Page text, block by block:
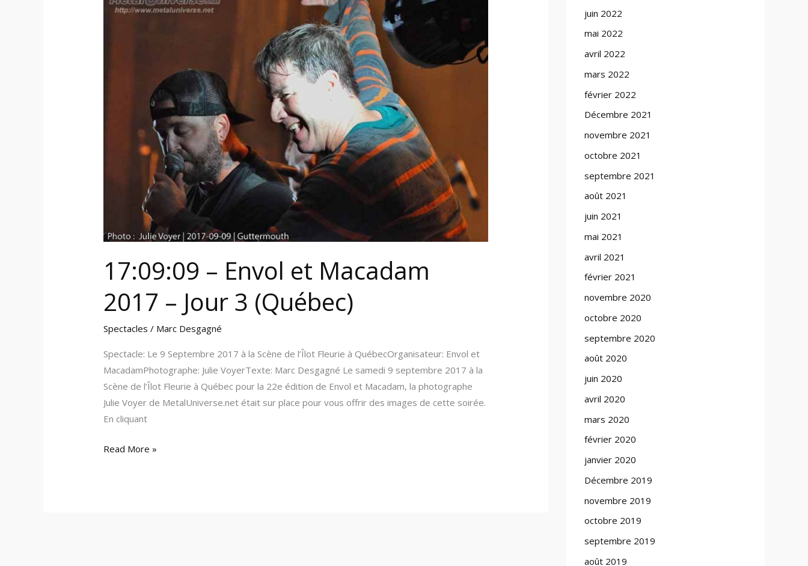
17:09:09 – Envol et Macadam
2017 – Jour 3 (Québec)
Spectacles / Marc Desgagné
Spectacle: Le 9 Septembre 2017 à la Scène de l’Îlot Fleurie à QuébecOrganisateur: Envol et
MacadamPhotographe: Julie VoyerTexte: Marc Desgagné Le samedi 9 septembre 2017 à la
Scène de l’Îlot Fleurie à Québec pour la 22e édition de Envol et Macadam, la photographe
Julie Voyer de MetalUniverse.net était sur place pour vous offrir des images de cette soirée.
En cliquant
(Québec)
Read More »
juin 2022
mai 2022
avril 2022
mars 2022
février 2022
Décembre 2021
novembre 2021
octobre 2021
septembre 2021
août 2021
juin 2021
mai 2021
avril 2021
février 2021
novembre 2020
octobre 2020
septembre 2020
août 2020
juin 2020
avril 2020
mars 2020
février 2020
janvier 2020
Décembre 2019
novembre 2019
octobre 2019
septembre 2019
août 2019